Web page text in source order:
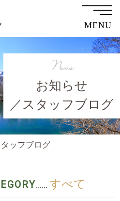
MENU
お知らせ
／スタッフブログ
News
ッフブログ
...... すべて